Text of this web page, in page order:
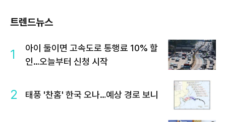
트렌드뉴스
1
아이 둘이면 고속도로 통행료 10% 할
인…오늘부터 신청 시작
2 태풍 '찬홈' 한국 오나…예상 경로 보니